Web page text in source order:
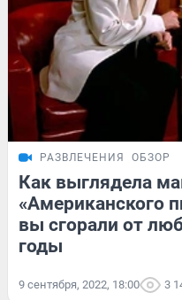
РАЗВЛЕЧЕНИЯ ОБЗОР
Как выглядела
«Американского
вы сгорали от
годы
9 сентября, 2022, 18:00 3